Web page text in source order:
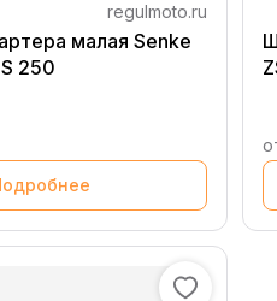
regulmoto.ru
малая Senke
250